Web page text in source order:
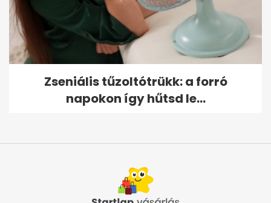
Zseniális tűzoltótrükk: a forró
napokon így hűtsd le...